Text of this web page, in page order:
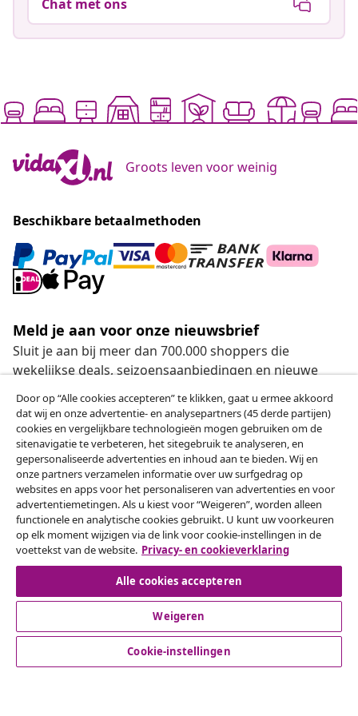
Chat met ons
Groots leven voor weinig
Beschikbare betaalmethoden
Meld je aan voor onze nieuwsbrief
Sluit je aan bij meer dan 700.000 shoppers die
wekelijkse deals, seizoensaanbiedingen en nieuwe
Onze sociale media
Herroeping van de overeenkomst
Een annulering voor je bestelling indienen
Herroeping van de overeenkomst
Klantenservice
Door op “Alle cookies accepteren” te klikken, gaat u ermee akkoord
dat wij en onze advertentie- en analysepartners (45 derde partijen)
cookies en vergelijkbare technologieën mogen gebruiken om de
sitenavigatie te verbeteren, het sitegebruik te analyseren, en
gepersonaliseerde advertenties en inhoud aan te bieden. Wij en
onze partners verzamelen informatie over uw surfgedrag op
websites en apps voor het personaliseren van advertenties en voor
advertentiemetingen. Als u kiest voor “Weigeren”, worden alleen
functionele en analytische cookies gebruikt. U kunt uw voorkeuren
op elk moment wijzigen via de link voor cookie-instellingen in de
voettekst van de website. Privacy- en cookieverklaring
Alle cookies accepteren
Weigeren
Cookie-instellingen